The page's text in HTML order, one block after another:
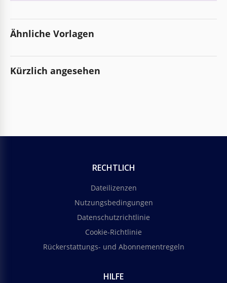
Ähnliche Vorlagen
Kürzlich angesehen
RECHTLICH
Dateilizenzen
Nutzungsbedingungen
Datenschutzrichtlinie
Cookie-Richtlinie
Rückerstattungs- und Abonnementregeln
HILFE